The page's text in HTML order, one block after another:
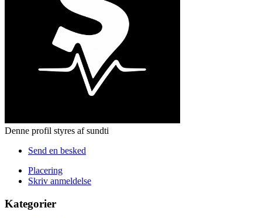
Denne profil styres af sundti
Send en besked
Placering
Skriv anmeldelse
Kategorier